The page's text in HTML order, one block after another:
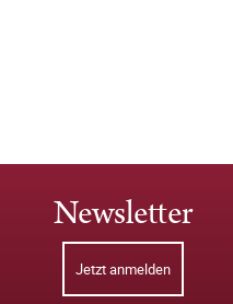
Newsletter
Jetzt anmelden